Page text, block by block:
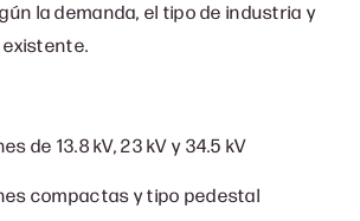
la demanda, el tipo de industria y
de 13.8 kV, 23 kV y 34.5 kV
compactas y tipo pedestal